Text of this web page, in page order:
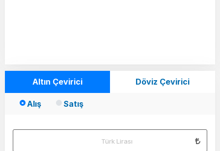
Altın Çevirici Döviz Çevirici
Alış Satış
Türk Lirası